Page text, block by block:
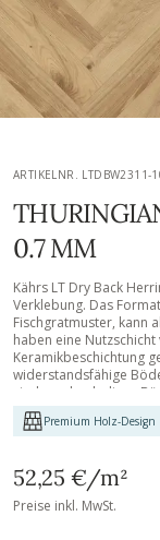
ARTIKELNR. LTDBW2311-
0.7 MM
Kährs LT Dry Back
Verklebung. Das
Fischgratmuster, kann
haben eine
Keramikbeschichtung
widerstandsfähige
sind, wodurch diese
sind.
Premium Holz-Design
52,25 €/m²
Preise inkl. MwSt.